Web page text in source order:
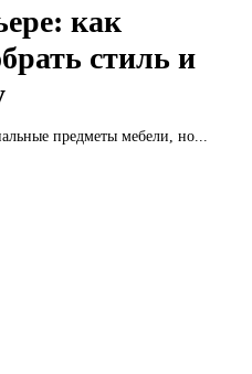
как
стиль и
предметы мебели, но...